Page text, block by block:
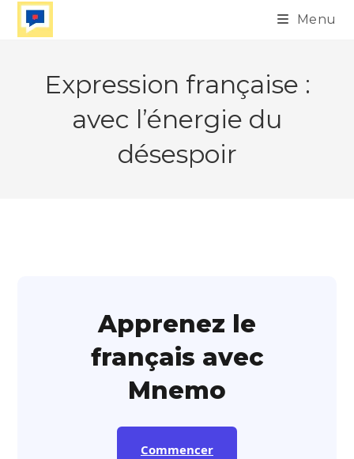
Skip
Menu
Expression française :
avec l’énergie du
désespoir
Apprenez le
français avec
Mnemo
Commencer